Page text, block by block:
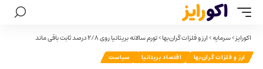
اکورایز>سرمایه>ارز و فلزات گران‌بها>تورم سالانه بریتانیا روی ۲/۸ درصد ثابت باقی ماند
ارز و فلزات گران‌بها اقتصاد بریتانیا سیاست